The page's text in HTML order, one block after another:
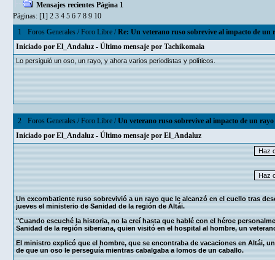
Mensajes recientes Página 1
Páginas: [1] 2 3 4 5 6 7 8 9 10
1
Foros Generales /Foro Libre /Re: Un veterano ruso sobrevive al impacto de un
Iniciado por El_Andaluz- Último mensaje por Tachikomaia
Lo persiguió un oso, un rayo, y ahora varios periodistas y políticos.
2 Foros Generales /Foro Libre /Un veterano ruso sobrevive al impacto de un
Iniciado por El_Andaluz- Último mensaje por El_Andaluz
Un excombatiente ruso sobrevivió a un rayo que le alcanzó en el cuello tras
jueves el ministerio de Sanidad de la región de Altái.
"Cuando escuché la historia, no la creí hasta que hablé con el héroe
Sanidad de la región siberiana, quien visitó en el hospital al hombre, un
El ministro explicó que el hombre, que se encontraba de vacaciones en Altái,
de que un oso le perseguía mientras cabalgaba a lomos de un caballo.